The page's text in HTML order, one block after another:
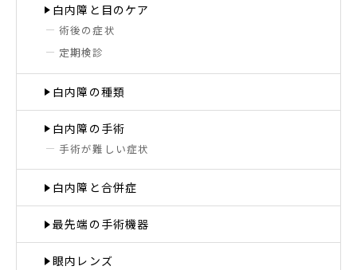
白内障と目のケア
術後の症状
定期検診
白内障の種類
白内障の手術
手術が難しい症状
白内障と合併症
最先端の手術機器
眼内レンズ